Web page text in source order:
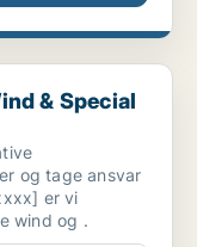
Marine P...
& Special
og tage ansvar
er vi
wind og .